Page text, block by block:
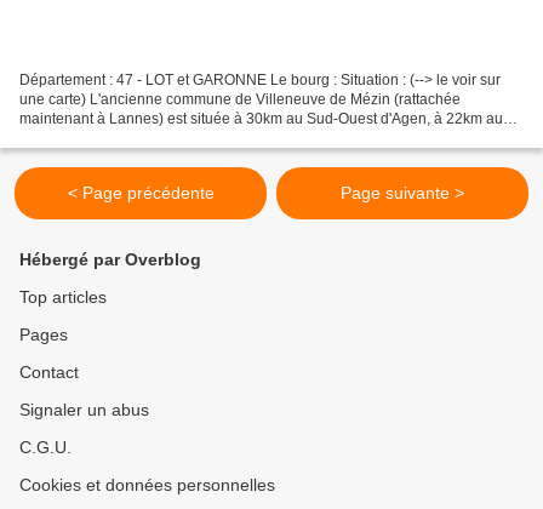
Département : 47 - LOT et GARONNE Le bourg : Situation : (--> le voir sur
une carte) L'ancienne commune de Villeneuve de Mézin (rattachée
maintenant à Lannes) est située à 30km au Sud-Ouest d'Agen, à 22km au
< Page précédente Page suivante >
Hébergé par Overblog
Top articles
Pages
Contact
Signaler un abus
C.G.U.
Cookies et données personnelles